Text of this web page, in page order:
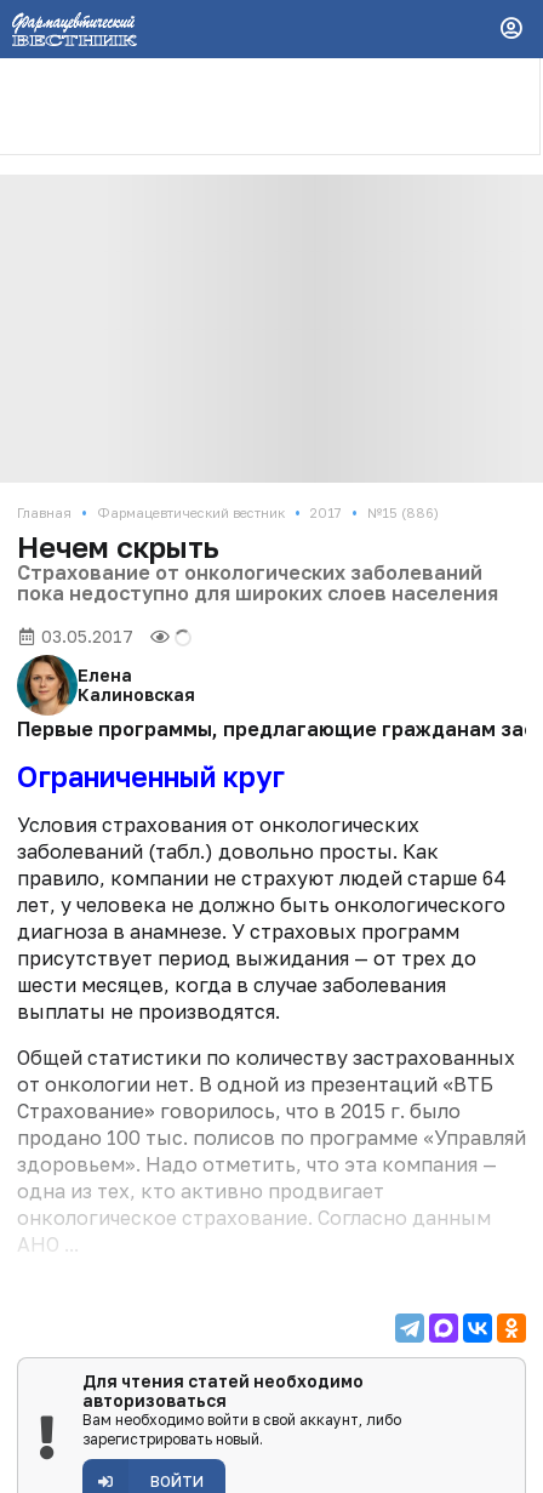
Главная • Фармацевтический вестник • 2017 • №15 (886)
Нечем скрыть
Страхование от онкологических заболеваний
пока недоступно для широких слоев населения
03.05.2017
Елена
Калиновская
Первые программы, предлагающие гражданам
Ограниченный круг
Условия страхования от онкологических
заболеваний (табл.) довольно просты. Как
правило, компании не страхуют людей старше 64
лет, у человека не должно быть онкологического
диагноза в анамнезе. У страховых программ
присутствует период выжидания — от трех до
шести месяцев, когда в случае заболевания
выплаты не производятся.
Общей статистики по количеству застрахованных
от онкологии нет. В одной из презентаций «ВТБ
Страхование» говорилось, что в 2015 г. было
продано 100 тыс. полисов по программе «Управляй
здоровьем». Надо отметить, что эта компания —
одна из тех, кто активно продвигает
онкологическое страхование. Согласно данным
АНО ...
Для чтения статей необходимо
авторизоваться
Вам необходимо войти в свой аккаунт, либо
зарегистрировать новый.
ВОЙТИ